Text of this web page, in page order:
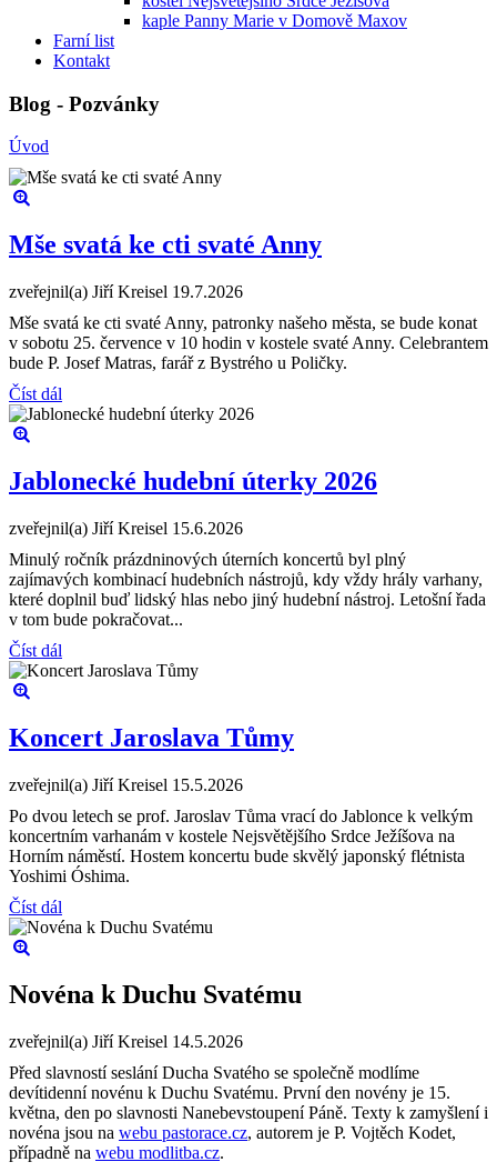
kaple Panny Marie v Domově Maxov
Farní list
Kontakt
Blog - Pozvánky
Úvod
Mše svatá ke cti svaté Anny
zveřejnil(a) Jiří Kreisel 19.7.2026
Mše svatá ke cti svaté Anny, patronky našeho města, se bude konat
v sobotu 25. července v 10 hodin v kostele svaté Anny. Celebrantem
bude P. Josef Matras, farář z Bystrého u Poličky.
Číst dál
Jablonecké hudební úterky 2026
zveřejnil(a) Jiří Kreisel 15.6.2026
Minulý ročník prázdninových úterních koncertů byl plný
zajímavých kombinací hudebních nástrojů, kdy vždy hrály varhany,
které doplnil buď lidský hlas nebo jiný hudební nástroj. Letošní řada
v tom bude pokračovat...
Číst dál
Koncert Jaroslava Tůmy
zveřejnil(a) Jiří Kreisel 15.5.2026
Po dvou letech se prof. Jaroslav Tůma vrací do Jablonce k velkým
koncertním varhanám v kostele Nejsvětějšího Srdce Ježíšova na
Horním náměstí. Hostem koncertu bude skvělý japonský flétnista
Yoshimi Óshima.
Číst dál
Novéna k Duchu Svatému
zveřejnil(a) Jiří Kreisel 14.5.2026
Před slavností seslání Ducha Svatého se společně modlíme
devítidenní novénu k Duchu Svatému. První den novény je 15.
května, den po slavnosti Nanebevstoupení Páně. Texty k zamyšlení i
novéna jsou na webu pastorace.cz, autorem je P. Vojtěch Kodet,
případně na webu modlitba.cz.